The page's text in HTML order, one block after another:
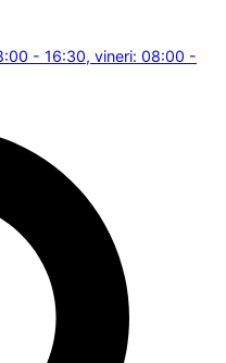
- 16:30, vineri: 08:00 -